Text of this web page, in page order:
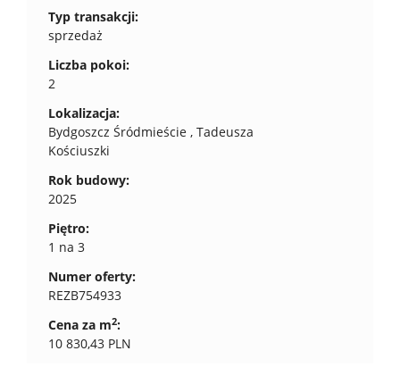
Typ transakcji:
sprzedaż
Liczba pokoi:
2
Lokalizacja:
Bydgoszcz Śródmieście , Tadeusza
Kościuszki
Rok budowy:
2025
Piętro:
1 na 3
Numer oferty:
REZB754933
Cena za m2:
10 830,43 PLN